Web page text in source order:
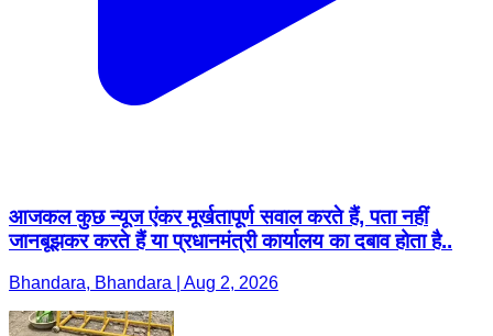
आजकल कुछ न्यूज एंकर मूर्खतापूर्ण सवाल करते हैं, पता नहीं
जानबूझकर करते हैं या प्रधानमंत्री कार्यालय का दबाव होता है..
Bhandara, Bhandara | Aug 2, 2026